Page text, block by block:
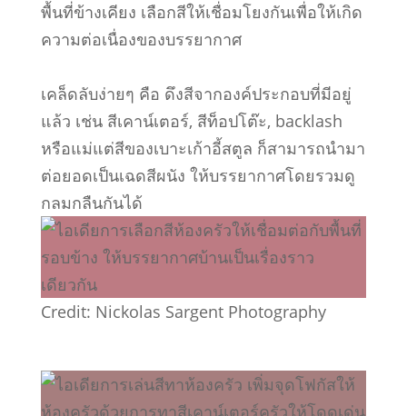
พื้นที่ข้างเคียง เลือกสีให้เชื่อมโยงกันเพื่อให้เกิด
ความต่อเนื่องของบรรยากาศ
เคล็ดลับง่ายๆ คือ ดึงสีจากองค์ประกอบที่มีอยู่
แล้ว เช่น สีเคาน์เตอร์, สีท็อปโต๊ะ, backlash
หรือแม่แต่สีของเบาะเก้าอี้สตูล ก็สามารถนำมา
ต่อยอดเป็นเฉดสีผนัง ให้บรรยากาศโดยรวมดู
กลมกลืนกันได้
Credit: Nickolas Sargent Photography